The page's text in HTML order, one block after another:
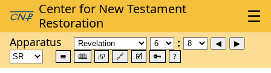
Apparatus
≣ 🕮 ⮺ 🔗 🗹 🔑 ?